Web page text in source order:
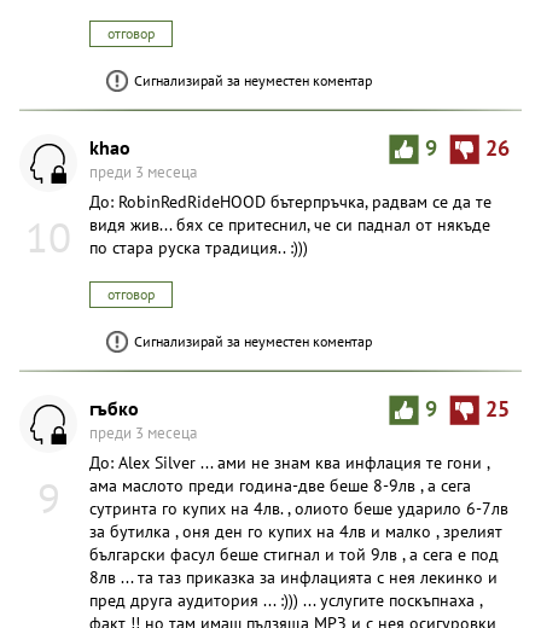
отговор
Сигнализирай за неуместен коментар
10
9 26
khao
преди 3 месеца
До: RobinRedRideHOOD бътерпръчка, радвам се да те
видя жив... бях се притеснил, че си паднал от някъде
по стара руска традиция.. :)))
отговор
Сигнализирай за неуместен коментар
9
9 25
гъбко
преди 3 месеца
До: Alex Silver ... ами не знам ква инфлация те гони ,
ама маслото преди година-две беше 8-9лв , а сега
сутринта го купих на 4лв. , олиото беше ударило 6-7лв
за бутилка , оня ден го купих на 4лв и малко , зрелият
български фасул беше стигнал и той 9лв , а сега е под
8лв ... та таз приказка за инфлацията с нея лекинко и
пред друга аудитория ... :))) ... услугите поскъпнаха ,
факт !! но там имаш пълзяща МРЗ и с нея осигуровки